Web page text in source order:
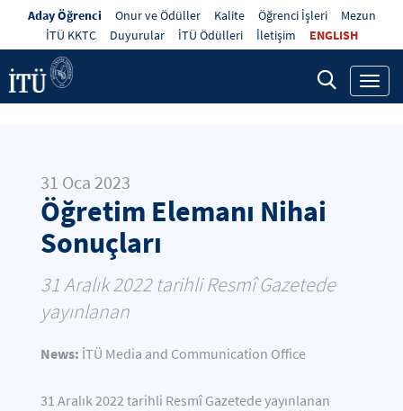
Aday Öğrenci Onur ve Ödüller Kalite Öğrenci İşleri
Mezun
İTÜ KKTC
Duyurular İTÜ Ödülleri İletişim ENGLISH
31 Oca 2023
Öğretim Elemanı Nihai
Sonuçları
31 Aralık 2022 tarihli Resmî Gazetede
yayınlanan
News: İTÜ Media and Communication Office
31 Aralık 2022 tarihli Resmî Gazetede yayınlanan